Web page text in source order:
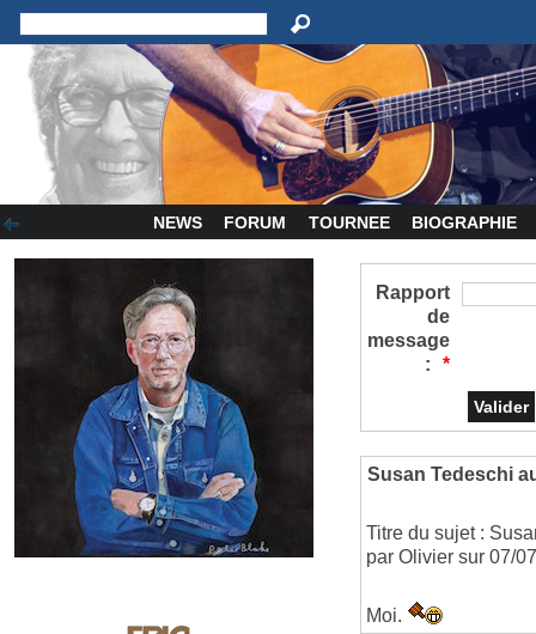
NEWS FORUM TOURNEE BIOGRAPHIE
Rapport
de
message
:
*
Susan Tedeschi
Titre du sujet :
par Olivier sur 07/
Moi.